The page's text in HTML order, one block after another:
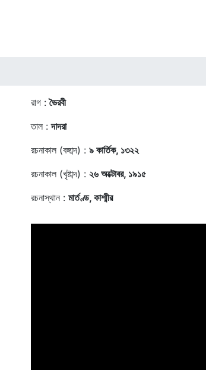
রাগ :ভৈরবী
তাল :দাদরা
রচনাকাল (বঙ্গাব্দ) : ৯ কার্তিক, ১৩২২
রচনাকাল (খৃষ্টাব্দ) : ২৬ অক্টোবর, ১৯১৫
রচনাস্থান : মার্তণ্ড, কাশ্মীর